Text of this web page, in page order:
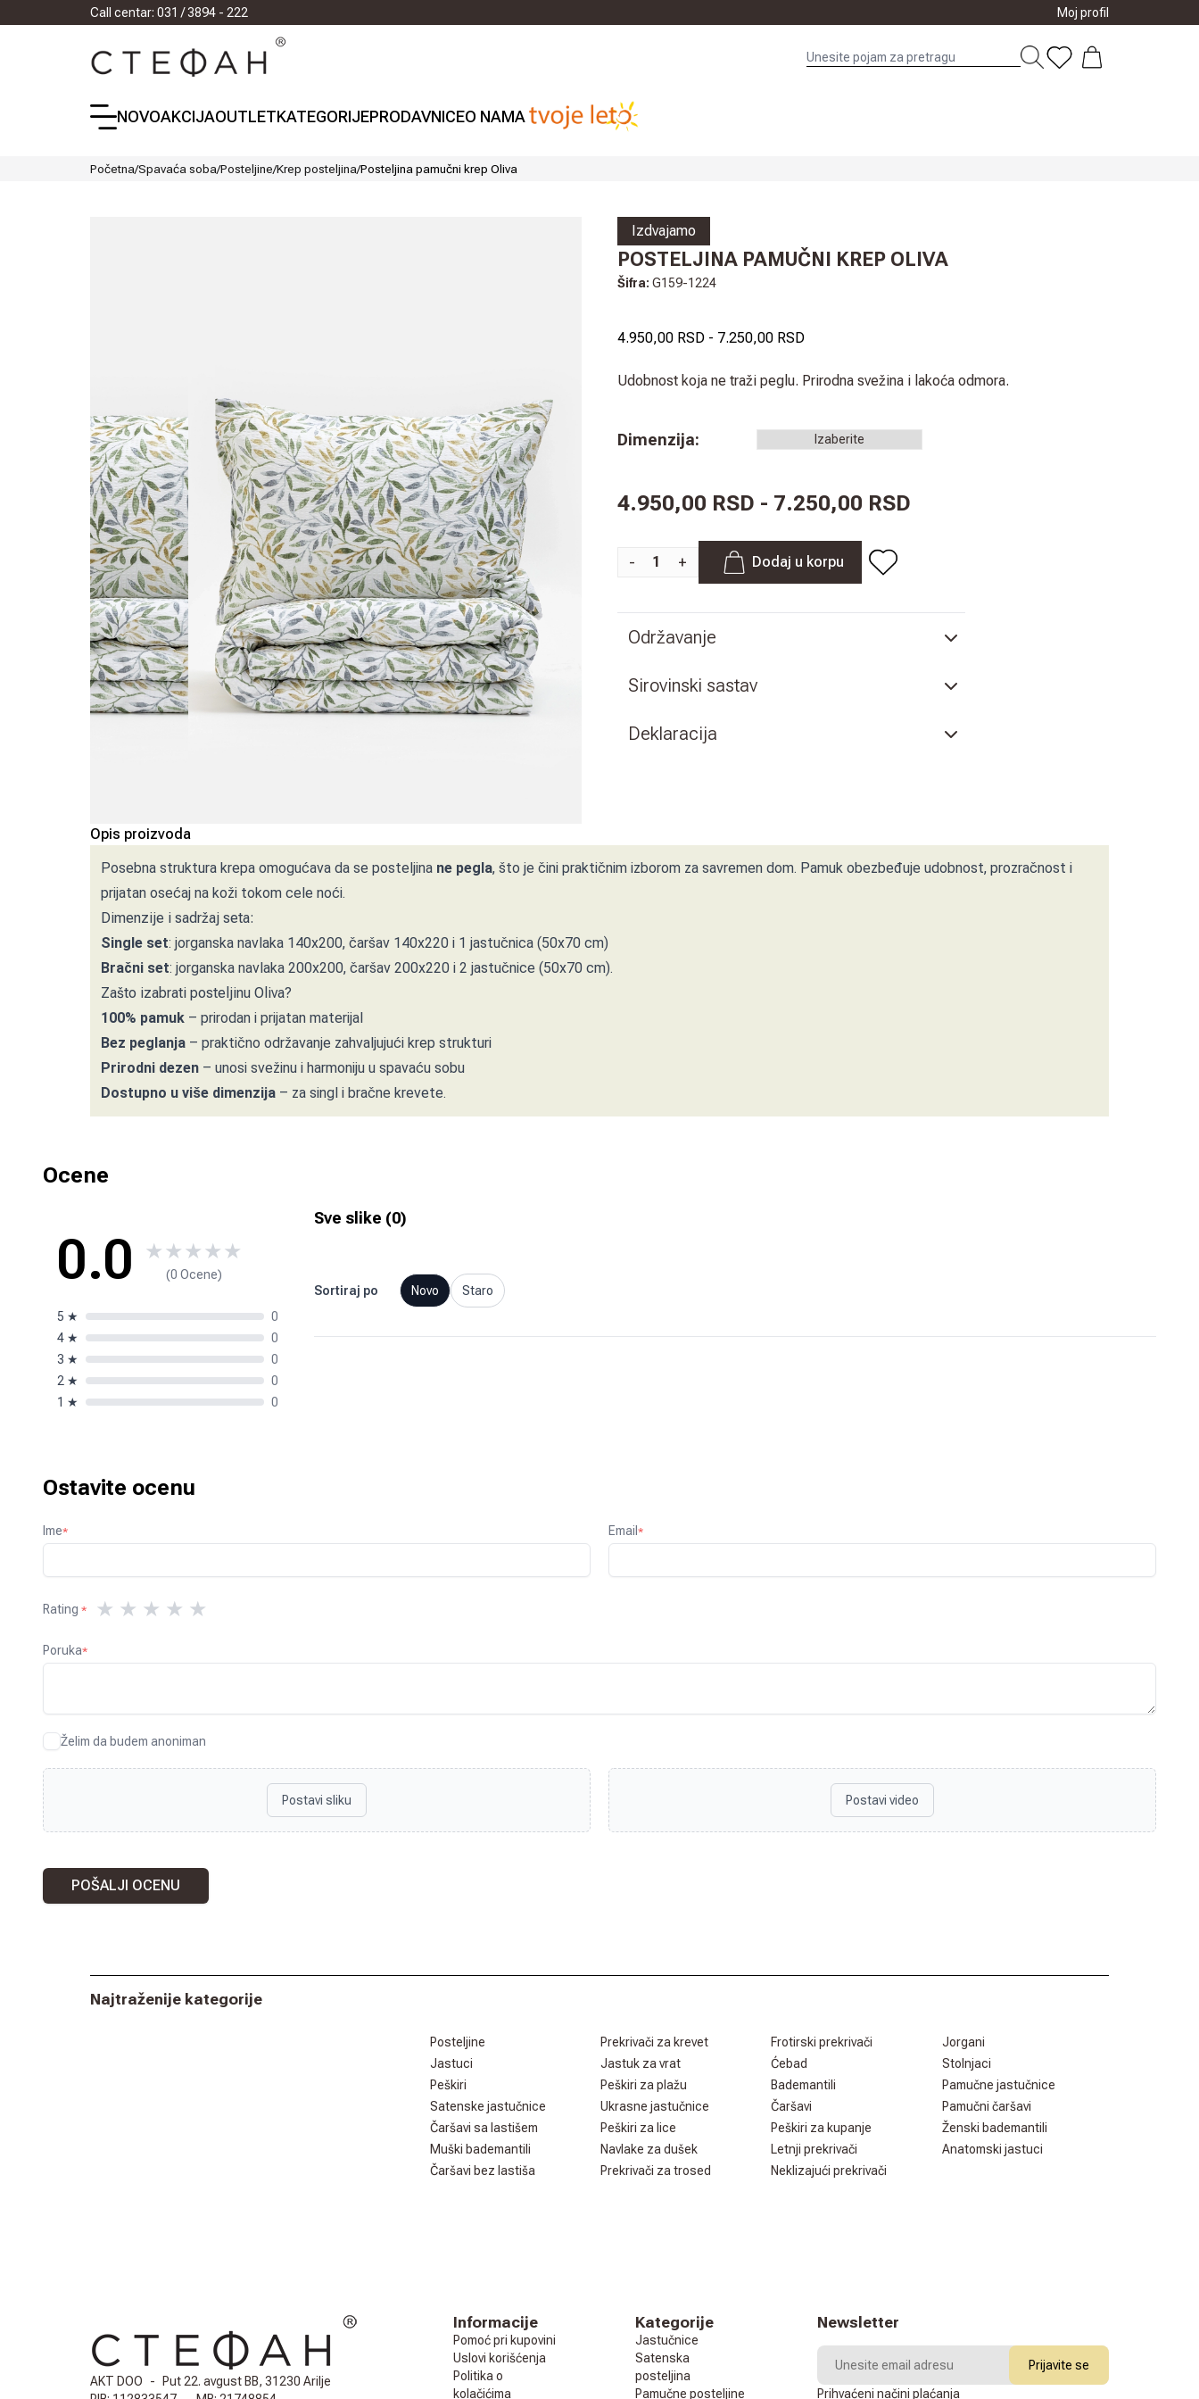
Call centar: 031 / 3894 - 222 Moj profil
NOVOAKCIJAOUTLETKATEGORIJEPRODAVNICEO NAMA
Početna/Spavaća soba/Posteljine/Krep posteljina/Posteljina pamučni krep Oliva
Izdvajamo
POSTELJINA PAMUČNI KREP OLIVA
Šifra: G159-1224
4.950,00 RSD- 7.250,00 RSD
Udobnost koja ne traži peglu. Prirodna svežina i lakoća odmora.
Dimenzija:
4.950,00 RSD - 7.250,00 RSD
- + Dodaj u korpu
Održavanje
Sirovinski sastav
Deklaracija
Opis proizvoda
Posebna struktura krepa omogućava da se posteljina ne pegla, što je čini praktičnim izborom za savremen dom. Pamuk obezbeđuje udobnost, prozračnost i
prijatan osećaj na koži tokom cele noći.
Dimenzije i sadržaj seta:
Single set: jorganska navlaka 140x200, čaršav 140x220 i 1 jastučnica (50x70 cm)
Bračni set: jorganska navlaka 200x200, čaršav 200x220 i 2 jastučnice (50x70 cm).
Zašto izabrati posteljinu Oliva?
100% pamuk– prirodan i prijatan materijal
Bez peglanja– praktično održavanje zahvaljujući krep strukturi
Prirodni dezen– unosi svežinu i harmoniju u spavaću sobu
Dostupno u više dimenzija– za singl i bračne krevete.
Ocene
0.0 ★★★★★
(0 Ocene)
5 ★
0
4 ★
0
3 ★
0
2 ★
0
1 ★ 0
Sve slike (0)
Sortiraj po Novo Staro
Ostavite ocenu
Ime* Email *
Rating * ★ ★ ★ ★ ★
Poruka*
Želim da budem anoniman
Postavi sliku Postavi video
POŠALJI OCENU
Najtraženije kategorije
Posteljine Prekrivači za krevet Frotirski prekrivači
Jorgani
Jastuci
Jastuk za vrat Ćebad
Stolnjaci
Peškiri
Peškiri za plažu Bademantili
Pamučne jastučnice
Satenske jastučnice
Ukrasne jastučnice Čaršavi
Pamučni čaršavi
Čaršavi sa lastišem
Peškiri za lice Peškiri za kupanje
Ženski bademantili
Muški bademantili
Navlake za dušek Letnji prekrivači
Anatomski jastuci
Čaršavi bez lastiša
Prekrivači za trosed Neklizajući prekrivači
AKT DOO -
Put 22. avgust BB, 31230 Arilje
Informacije
Pomoć pri kupovini
Uslovi korišćenja
Politika o
kolačićima
Kategorije
Jastučnice
Satenska
posteljina
Pamučne posteljine
Newsletter
Prijavite se
Prihvaćeni načini plaćanja